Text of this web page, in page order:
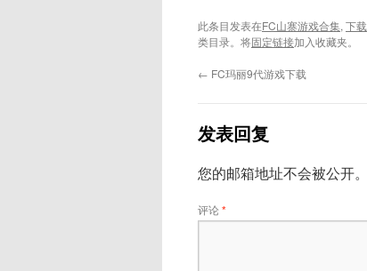
此条目发表在FC山寨游戏合集, 下载
类目录。将固定链接加入收藏夹。
← FC玛丽9代游戏下载
发表回复
您的邮箱地址不会被公开。
评论*